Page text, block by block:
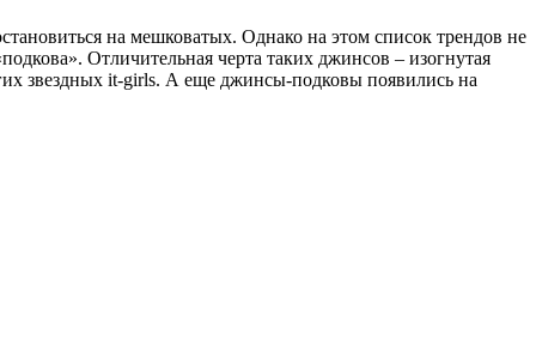
на мешковатых. Однако на этом список трендов не
Отличительная черта таких джинсов – изогнутая
звездных it-girls. А еще джинсы-подковы появились на